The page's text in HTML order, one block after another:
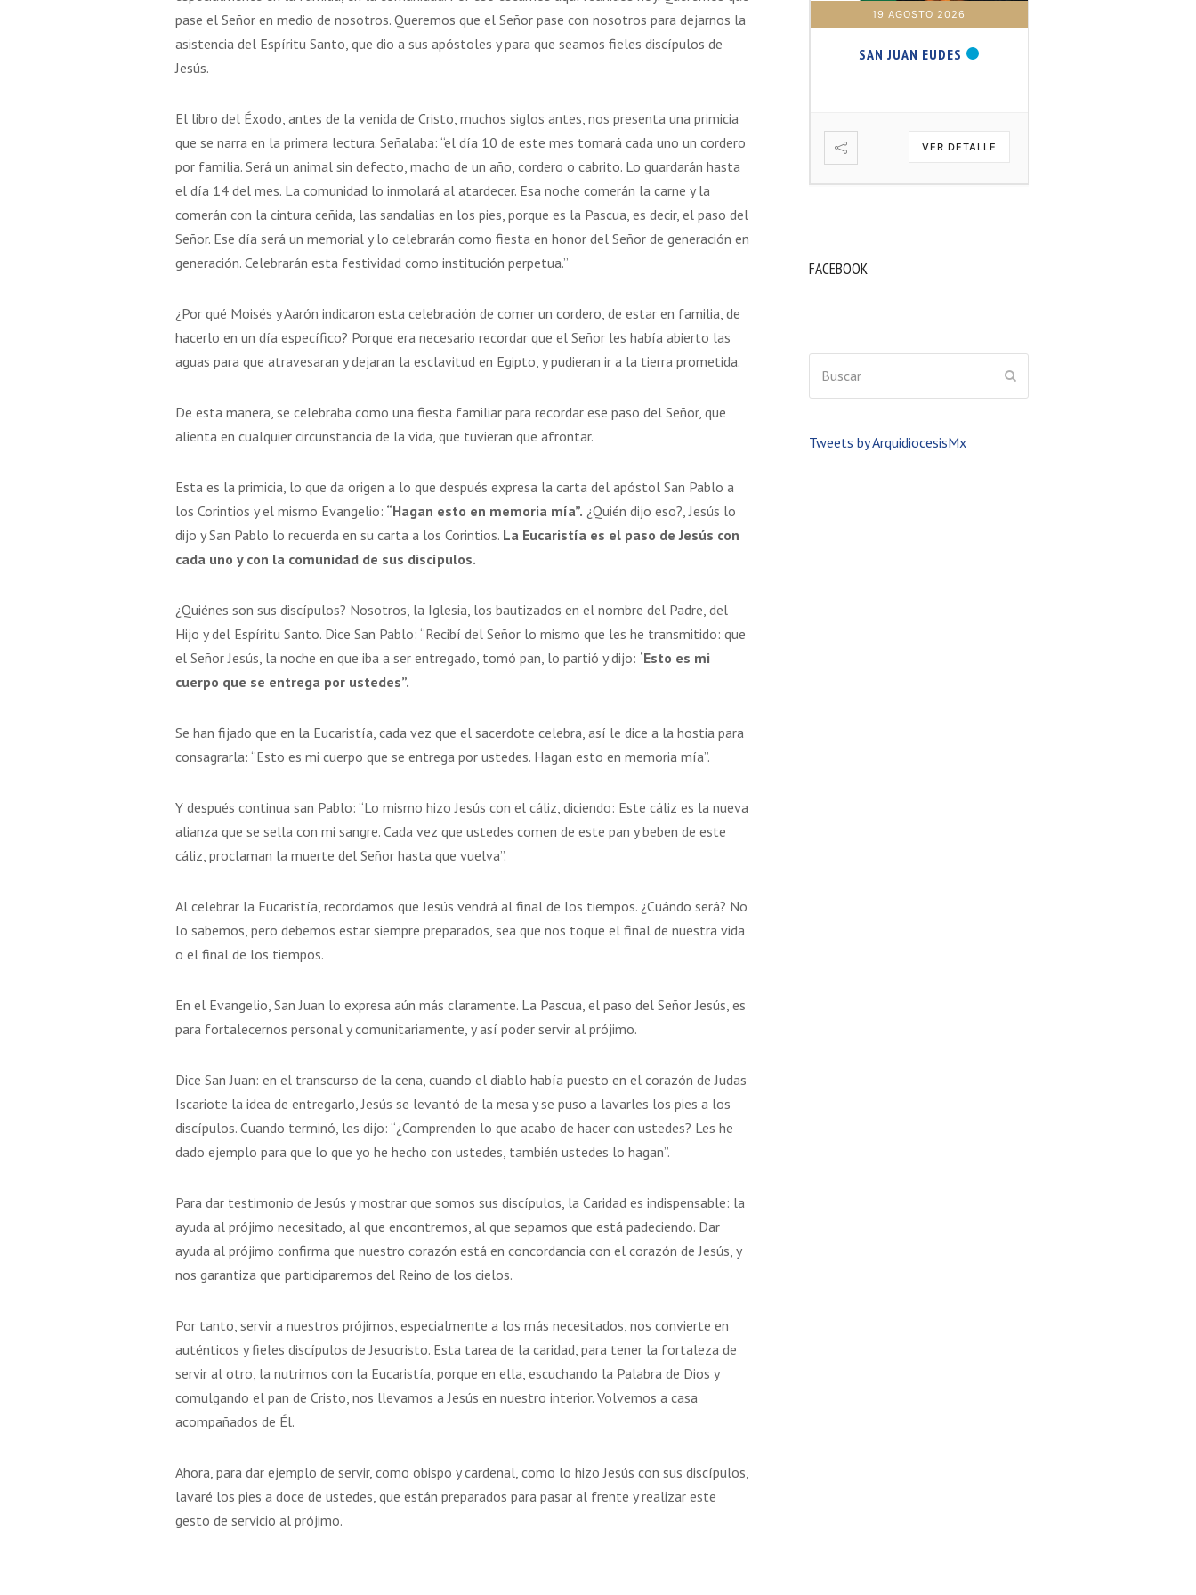
pase el Señor en medio de nosotros. Queremos que el Señor pase con nosotros para dejarnos la
asistencia del Espíritu Santo, que dio a sus apóstoles y para que seamos fieles discípulos de
Jesús.
El libro del Éxodo, antes de la venida de Cristo, muchos siglos antes, nos presenta una primicia
que se narra en la primera lectura. Señalaba: “el día 10 de este mes tomará cada uno un cordero
por familia. Será un animal sin defecto, macho de un año, cordero o cabrito. Lo guardarán hasta
el día 14 del mes. La comunidad lo inmolará al atardecer. Esa noche comerán la carne y la
comerán con la cintura ceñida, las sandalias en los pies, porque es la Pascua, es decir, el paso del
Señor. Ese día será un memorial y lo celebrarán como fiesta en honor del Señor de generación en
generación. Celebrarán esta festividad como institución perpetua.”
¿Por qué Moisés y Aarón indicaron esta celebración de comer un cordero, de estar en familia, de
hacerlo en un día específico? Porque era necesario recordar que el Señor les había abierto las
aguas para que atravesaran y dejaran la esclavitud en Egipto, y pudieran ir a la tierra prometida.
De esta manera, se celebraba como una fiesta familiar para recordar ese paso del Señor, que
alienta en cualquier circunstancia de la vida, que tuvieran que afrontar.
Esta es la primicia, lo que da origen a lo que después expresa la carta del apóstol San Pablo a
los Corintios y el mismo Evangelio: “Hagan esto en memoria mía”. ¿Quién dijo eso?, Jesús lo
dijo y San Pablo lo recuerda en su carta a los Corintios. La Eucaristía es el paso de Jesús con
cada uno y con la comunidad de sus discípulos.
¿Quiénes son sus discípulos? Nosotros, la Iglesia, los bautizados en el nombre del Padre, del
Hijo y del Espíritu Santo. Dice San Pablo: “Recibí del Señor lo mismo que les he transmitido: que
el Señor Jesús, la noche en que iba a ser entregado, tomó pan, lo partió y dijo: ‘Esto es mi
cuerpo que se entrega por ustedes”.
Se han fijado que en la Eucaristía, cada vez que el sacerdote celebra, así le dice a la hostia para
consagrarla: “Esto es mi cuerpo que se entrega por ustedes. Hagan esto en memoria mía”.
Y después continua san Pablo: “Lo mismo hizo Jesús con el cáliz, diciendo: Este cáliz es la nueva
alianza que se sella con mi sangre. Cada vez que ustedes comen de este pan y beben de este
cáliz, proclaman la muerte del Señor hasta que vuelva”.
Al celebrar la Eucaristía, recordamos que Jesús vendrá al final de los tiempos. ¿Cuándo será? No
lo sabemos, pero debemos estar siempre preparados, sea que nos toque el final de nuestra vida
o el final de los tiempos.
En el Evangelio, San Juan lo expresa aún más claramente. La Pascua, el paso del Señor Jesús, es
para fortalecernos personal y comunitariamente, y así poder servir al prójimo.
Dice San Juan: en el transcurso de la cena, cuando el diablo había puesto en el corazón de Judas
Iscariote la idea de entregarlo, Jesús se levantó de la mesa y se puso a lavarles los pies a los
discípulos. Cuando terminó, les dijo: “¿Comprenden lo que acabo de hacer con ustedes? Les he
dado ejemplo para que lo que yo he hecho con ustedes, también ustedes lo hagan”.
Para dar testimonio de Jesús y mostrar que somos sus discípulos, la Caridad es indispensable: la
ayuda al prójimo necesitado, al que encontremos, al que sepamos que está padeciendo. Dar
ayuda al prójimo confirma que nuestro corazón está en concordancia con el corazón de Jesús, y
nos garantiza que participaremos del Reino de los cielos.
Por tanto, servir a nuestros prójimos, especialmente a los más necesitados, nos convierte en
auténticos y fieles discípulos de Jesucristo. Esta tarea de la caridad, para tener la fortaleza de
servir al otro, la nutrimos con la Eucaristía, porque en ella, escuchando la Palabra de Dios y
comulgando el pan de Cristo, nos llevamos a Jesús en nuestro interior. Volvemos a casa
acompañados de Él.
Ahora, para dar ejemplo de servir, como obispo y cardenal, como lo hizo Jesús con sus discípulos,
lavaré los pies a doce de ustedes, que están preparados para pasar al frente y realizar este
gesto de servicio al prójimo.
16 AGOSTO 2026
SAN ROQUE
VER DETALLE
17 AGOSTO 2026
B. BARTOLOMÉ DÍAS LAUREL
VER DETALLE
18 AGOSTO 2026
SANTA ELENA DE
VER DETALLE
19 AGOSTO 2026
SAN JUAN EUDES
VER DETALLE
FACEBOOK
Tweets by ArquidiocesisMx